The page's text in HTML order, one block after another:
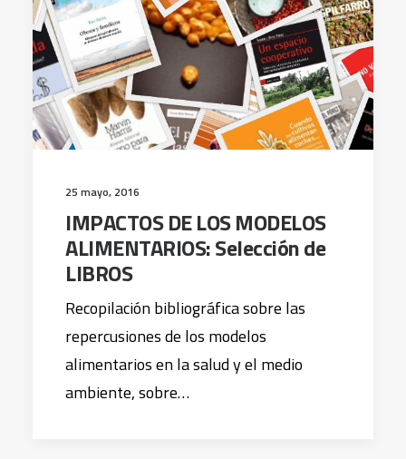
25 mayo, 2016
IMPACTOS DE LOS MODELOS
ALIMENTARIOS: Selección de
LIBROS
Recopilación bibliográfica sobre las
repercusiones de los modelos
alimentarios en la salud y el medio
ambiente, sobre…